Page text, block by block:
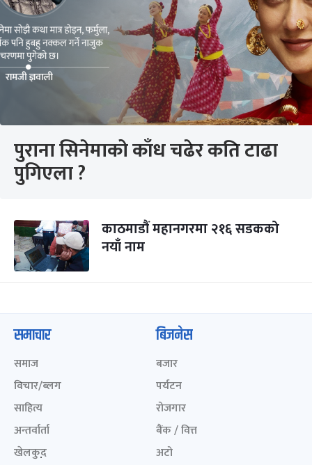
पुराना सिनेमाको काँध चढेर कति टाढा
पुगिएला ?
काठमाडौं महानगरमा २१६ सडकको
नयाँ नाम
समाचार
समाज
विचार/ब्लग
साहित्य
अन्तर्वार्ता
खेलकुद़़
बिजनेस
बजार
पर्यटन
रोजगार
बैंक / वित्त
अटो